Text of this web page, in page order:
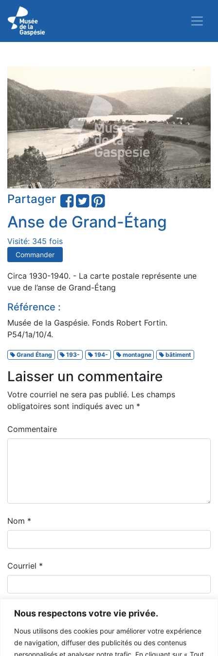
Nous respectons votre vie privée.
Nous utilisons des cookies pour améliorer votre expérience
de navigation, diffuser des publicités ou des contenus
personnalisés et analyser notre trafic. En cliquant sur « Tout
Partager
Anse de Grand-Étang
Visité: 345 fois
Commander
Circa 1930-1940. - La carte postale représente une
vue de l’anse de Grand-Étang
Référence :
Musée de la Gaspésie. Fonds Robert Fortin.
P54/1a/10/4.
Grand Étang 193- 194- montagne bâtiment
Laisser un commentaire
Votre courriel ne sera pas publié. Les champs
obligatoires sont indiqués avec un *
Commentaire
Nom *
Courriel *